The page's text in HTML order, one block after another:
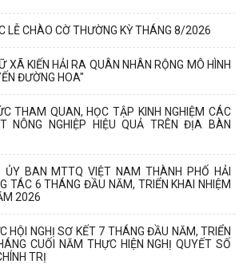
LỄ CHÀO CỜ THƯỜNG KỲ THÁNG 8/2026
XÃ KIẾN HẢI RA QUÂN NHÂN RỘNG MÔ HÌNH
ĐƯỜNG HOA"
THAM QUAN, HỌC TẬP KINH NGHIỆM CÁC
NÔNG NGHIỆP HIỆU QUẢ TRÊN ĐỊA BÀN
BAN MTTQ VIỆT NAM THÀNH PHỐ HẢI
TÁC 6 THÁNG ĐẦU NĂM, TRIỂN KHAI NHIỆM
2026
HỘI NGHỊ SƠ KẾT 7 THÁNG ĐẦU NĂM, TRIỂN
CUỐI NĂM THỰC HIỆN NGHỊ QUYẾT SỐ
TRỊ